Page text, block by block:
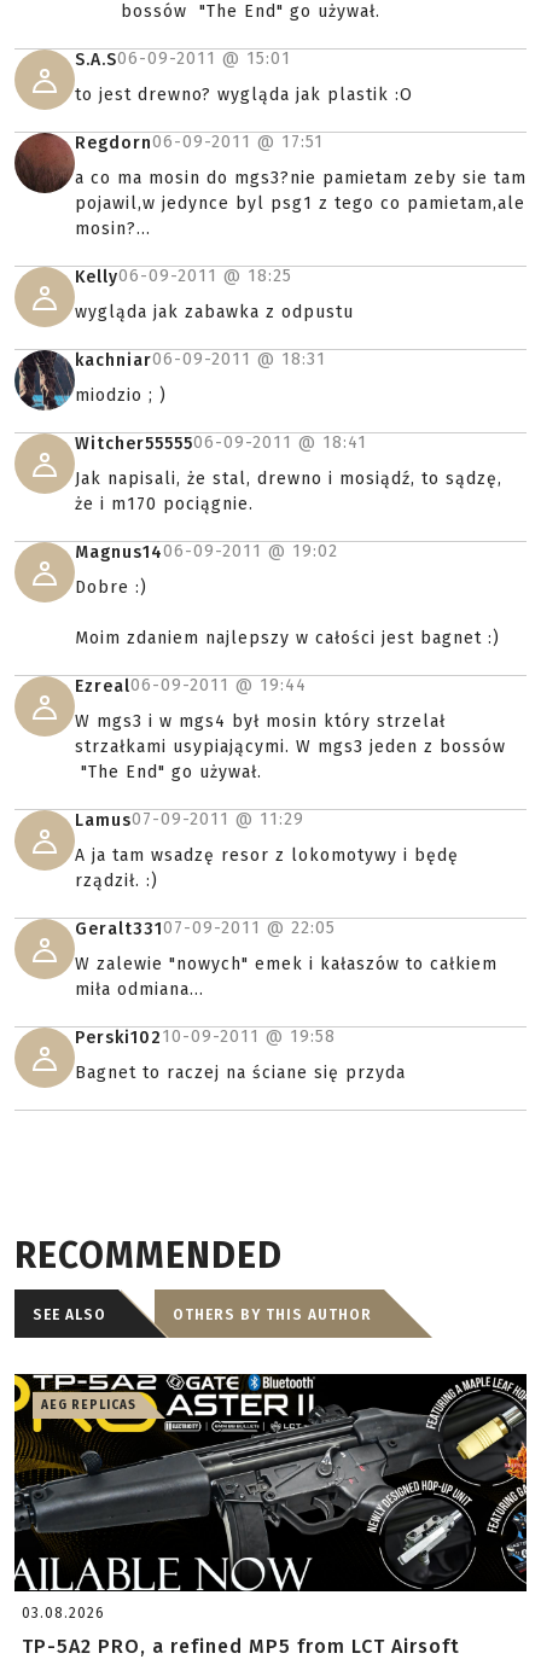
bossów "The End" go używał.
S.A.S06-09-2011 @ 15:01
to jest drewno? wygląda jak plastik :O
Regdorn06-09-2011 @ 17:51
a co ma mosin do mgs3?nie pamietam zeby sie tam
pojawil,w jedynce byl psg1 z tego co pamietam,ale
mosin?...
Kelly06-09-2011 @ 18:25
wygląda jak zabawka z odpustu
kachniar06-09-2011 @ 18:31
miodzio ; )
Witcher5555506-09-2011 @ 18:41
Jak napisali, że stal, drewno i mosiądź, to sądzę,
że i m170 pociągnie.
Magnus1406-09-2011 @ 19:02
Dobre :)
Moim zdaniem najlepszy w całości jest bagnet :)
Ezreal06-09-2011 @ 19:44
W mgs3 i w mgs4 był mosin który strzelał
strzałkami usypiającymi. W mgs3 jeden z bossów
"The End" go używał.
Lamus07-09-2011 @ 11:29
A ja tam wsadzę resor z lokomotywy i będę
rządził. :)
Geralt33107-09-2011 @ 22:05
W zalewie "nowych" emek i kałaszów to całkiem
miła odmiana...
Perski10210-09-2011 @ 19:58
Bagnet to raczej na ściane się przyda
RECOMMENDED
SEE ALSO OTHERS BY THIS AUTHOR
AEG REPLICAS
03.08.2026
TP-5A2 PRO, a refined MP5 from LCT Airsoft